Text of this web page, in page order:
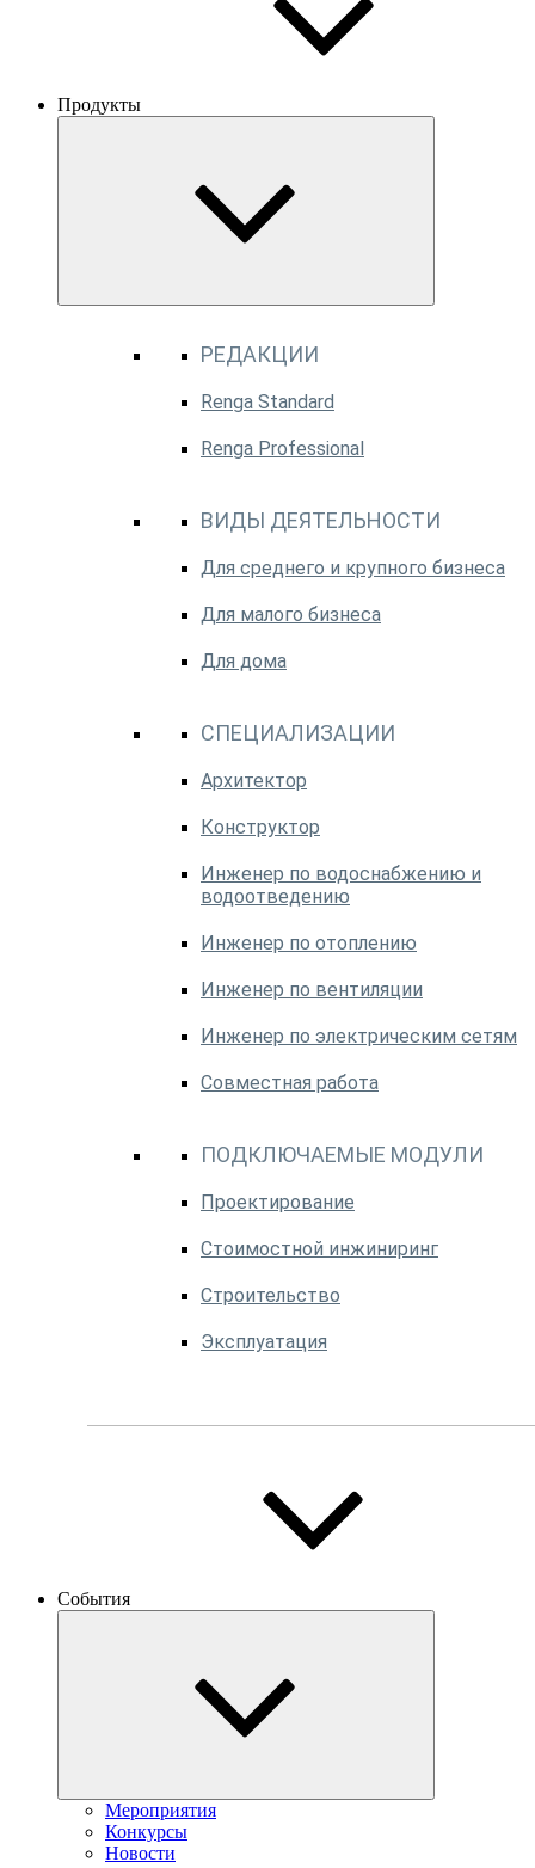
Продукты
РЕДАКЦИИ
Renga Standard
Renga Professional
ВИДЫ ДЕЯТЕЛЬНОСТИ
Для среднего и крупного бизнеса
Для малого бизнеса
Для дома
СПЕЦИАЛИЗАЦИИ
Архитектор
Конструктор
Инженер по водоснабжению и
водоотведению
Инженер по отоплению
Инженер по вентиляции
Инженер по электрическим сетям
Совместная работа
ПОДКЛЮЧАЕМЫЕ МОДУЛИ
Проектирование
Стоимостной инжиниринг
Строительство
Эксплуатация
События
Мероприятия
Конкурсы
Новости